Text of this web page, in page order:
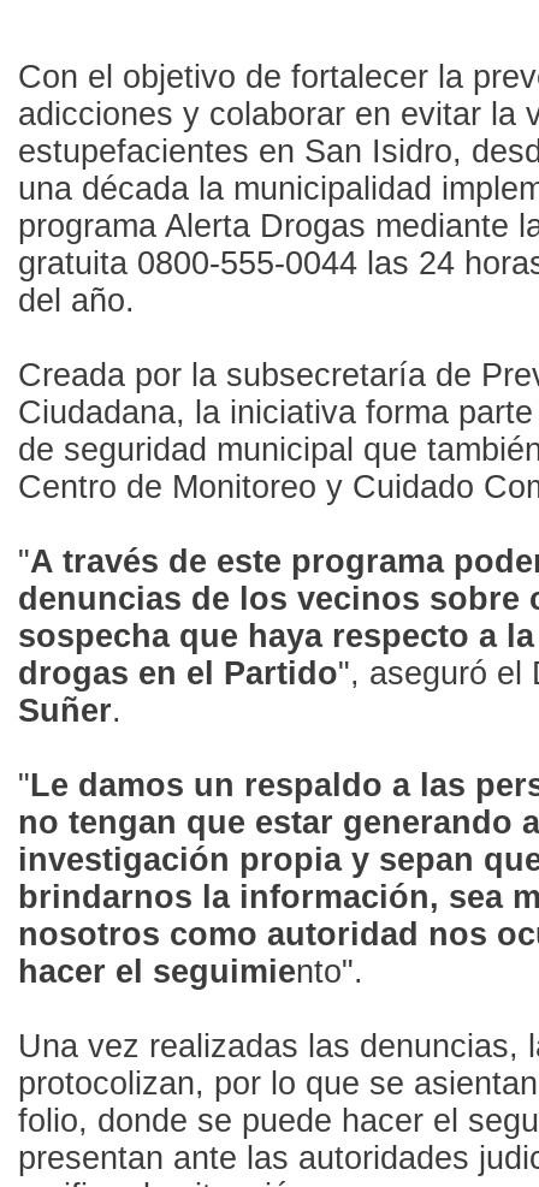
Con el objetivo de fortalecer la
adicciones y colaborar en evitar la
estupefacientes en San Isidro,
una década la municipalidad
programa Alerta Drogas mediante
gratuita 0800-555-0044 las 24
del año.
Creada por la subsecretaría de
Ciudadana, la iniciativa forma
de seguridad municipal que
Centro de Monitoreo y Cuidado
"A través de este programa
denuncias de los vecinos sobre
sospecha que haya respecto a
drogas en el Partido", aseguró el
Suñer.
"Le damos un respaldo a las
no tengan que estar generando
investigación propia y sepan
brindarnos la información, sea
nosotros como autoridad nos
hacer el seguimiento".
Una vez realizadas las denuncias,
protocolizan, por lo que se
folio, donde se puede hacer el
presentan ante las autoridades